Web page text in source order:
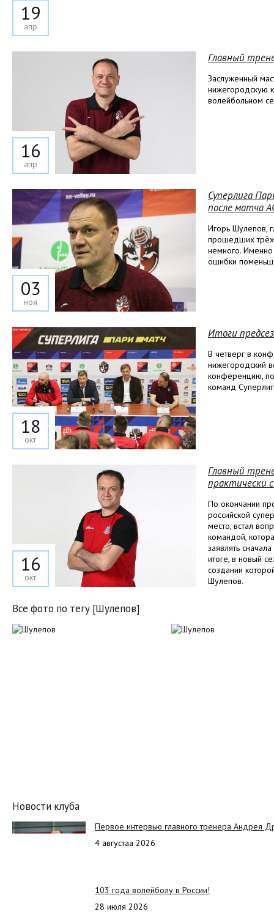
19
апр
16
апр
Главный
Заслуженный
нижегородскую
волейбольном
03
ноя
Суперлига
после матча
Игорь Шулепов,
прошедших трёх
немного.
ошибки
18
окт
Итоги
В четверг в
нижегородский
конференцию,
команд
16
окт
Главный
практически
По окончании
российской
место, встал
командой,
заявлять
итоге, в новый
создании
Шулепов.
Все фото по тегу [Шулепов]
Новости клуба
Первое интервью главного тренера Андрея
4 августаа 2026
103 года волейболу в России!
28 июля 2026